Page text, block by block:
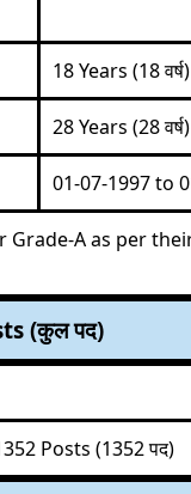
18 Years (18 वर्ष)
28 Years (28 वर्ष)
01-07-1997 to
A as per their
(कुल पद)
Posts (1352 पद)